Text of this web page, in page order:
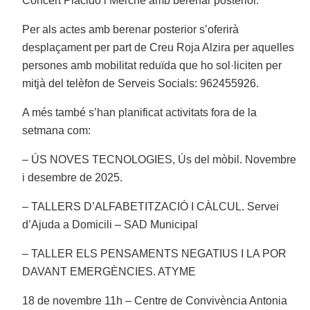
Per als actes amb berenar posterior s’oferirà
desplaçament per part de Creu Roja Alzira per aquelles
persones amb mobilitat reduïda que ho sol·liciten per
mitjà del telèfon de Serveis Socials: 962455926.
A més també s’han planificat activitats fora de la
setmana com:
– ÚS NOVES TECNOLOGIES, Ús del mòbil. Novembre
i desembre de 2025.
– TALLERS D’ALFABETITZACIÓ I CÀLCUL. Servei
d’Ajuda a Domicili – SAD Municipal
– TALLER ELS PENSAMENTS NEGATIUS I LA POR
DAVANT EMERGÈNCIES. ATYME
18 de novembre 11h – Centre de Convivència Antonia